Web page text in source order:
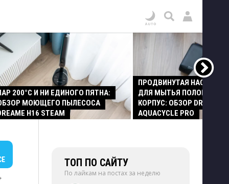
200°C И НИ ЕДИНОГО ПЯТНА:
МОЮЩЕГО ПЫЛЕСОСА
H16 STEAM
ПРОДВИНУТАЯ НАСАДКА
ДЛЯ МЫТЬЯ ПОЛОВ И
КОРПУС: ОБЗОР DREAME
AQUACYCLE PRO
ТОП ПО САЙТУ
По лайкам на постах за неделю